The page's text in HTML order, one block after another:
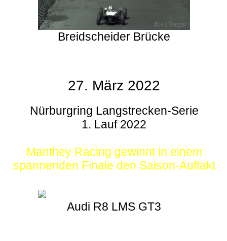
Breidscheider Brücke
27. März 2022
Nürburgring Langstrecken-Serie
1. Lauf 2022
Manthey Racing gewinnt in einem
spannenden Finale den Saison-Auftakt
Audi R8 LMS GT3